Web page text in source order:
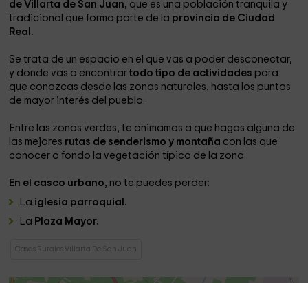
de Villarta de San Juan, que es una población tranquila y
tradicional que forma parte de la provincia de Ciudad
Real.
Se trata de un espacio en el que vas a poder desconectar,
y donde vas a encontrar todo tipo de actividades para
que conozcas desde las zonas naturales, hasta los puntos
de mayor interés del pueblo.
Entre las zonas verdes, te animamos a que hagas alguna de
las mejores rutas de senderismo y montaña con las que
conocer a fondo la vegetación típica de la zona.
En el casco urbano, no te puedes perder:
La iglesia parroquial.
La Plaza Mayor.
Casas Rurales Villarta De San Juan